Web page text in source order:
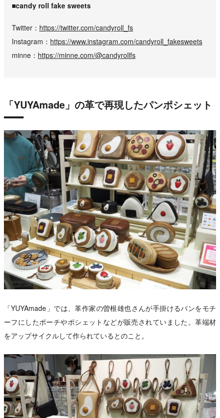
■candy roll fake sweets
Twitter
https://twitter.com/candyroll_fs
Instagram
https://www.instagram.com/candyroll_fakesweets
minne
https://minne.com/@candyrollfs
「YUYAmade」の革で再現したパンポシェット
「YUYAmade」では、革作家の曽根雄也さんが手掛けるパンをモチ
ーフにしたポーチやポシェットなどが販売されていました。革端材
をアップサイクルして作られているとのこと。